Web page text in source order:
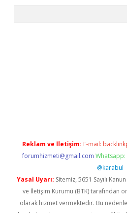
Reklam ve İletişim: E-mail:
forumhizmeti@gmail.com Whatsapp:
@karabul
Yasal Uyarı: Sitemiz, 5651 Sayılı
ve İletişim Kurumu (BTK) tarafından
olarak hizmet vermektedir. Bu